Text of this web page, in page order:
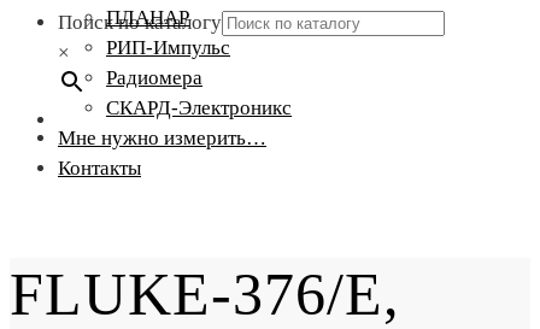
Поиск по каталогу
×
ПЛАНАР
РИП-Импульс
Радиомера
СКАРД-Электроникс
Мне нужно измерить…
Контакты
FLUKE-376/E,